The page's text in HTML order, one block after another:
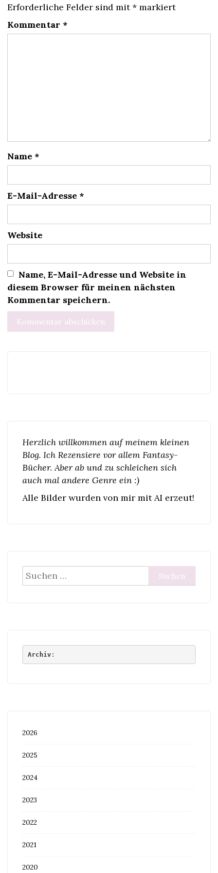
Erforderliche Felder sind mit* markiert
Kommentar *
Name *
E-Mail-Adresse *
Website
Name, E-Mail-Adresse und Website in
diesem Browser für meinen nächsten
Kommentar speichern.
Herzlich willkommen auf meinem kleinen
Blog. Ich Rezensiere vor allem Fantasy-
Bücher. Aber ab und zu schleichen sich
auch mal andere Genre ein :)
Alle Bilder wurden von mir mit AI erzeut!
Suchen
nach:
Archiv:
2026
2025
2024
2023
2022
2021
2020